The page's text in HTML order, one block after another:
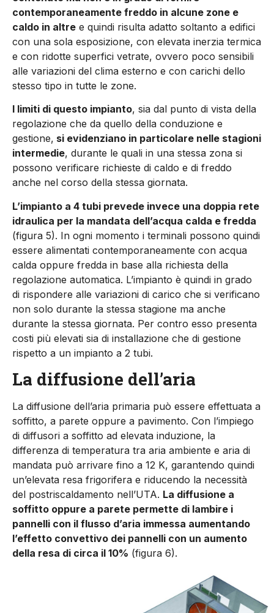
contempora­neamente freddo in alcune zone e
caldo in altre e quindi risulta adatto soltanto a edifici
con una sola esposizione, con elevata inerzia termica
e con ridotte superfici vetrate, ovvero poco sen­sibili
alle variazioni del clima esterno e con carichi dello
stesso tipo in tutte le zone.
I limiti di questo impianto, sia dal punto di vista della
regolazione che da quello della conduzione e
gestione, si evidenziano in par­ticolare nelle stagioni
intermedie, durante le quali in una stessa zona si
possono verificare richieste di caldo e di freddo
anche nel corso della stessa giornata.
L’impianto a 4 tubi prevede invece una doppia rete
idraulica per la mandata dell’acqua calda e fredda
(figura 5). In ogni momen­to i terminali possono quindi
essere alimentati contemporanea­mente con acqua
calda oppure fredda in base alla richiesta della
regolazione automatica. L’impianto è quindi in grado
di rispon­dere alle variazioni di carico che si verificano
non solo durante la stessa stagione ma anche
durante la stessa giornata. Per contro esso presenta
costi più elevati sia di installazione che di gestione
rispetto a un impianto a 2 tubi.
La diffusione dell’aria
La diffusione dell’aria primaria può essere effettuata a
soffitto, a parete oppure a pavimento. Con l’impiego
di diffusori a soffitto ad elevata induzione, la
differenza di temperatura tra aria am­biente e aria di
mandata può arrivare fino a 12 K, garantendo quindi
un’elevata resa frigorifera e riducendo la necessità
del po­striscaldamento nell’UTA. La diffusione a
soffitto oppure a pare­te permette di lambire i
pannelli con il flusso d’aria immessa au­mentando
l’effetto convettivo dei pannelli con un aumento
della resa di circa il 10% (figura 6).